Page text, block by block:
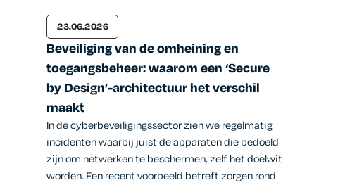
23.06.2026
Beveiliging van de omheining en
toegangsbeheer: waarom een ‘Secure
by Design’-architectuur het verschil
maakt
In de cyberbeveiligingssector zien we regelmatig
incidenten waarbij juist de apparaten die bedoeld
zijn om netwerken te beschermen, zelf het doelwit
worden. Een recent voorbeeld betreft zorgen rond